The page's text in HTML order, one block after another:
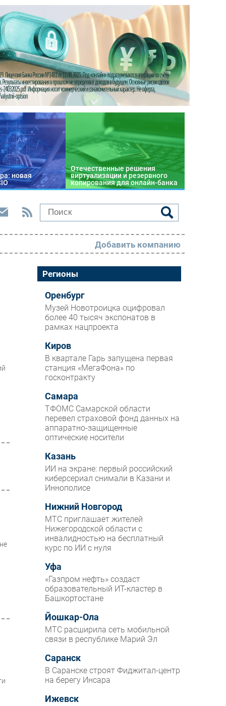
новая
Отечественные решения
виртуализации и резервного
копирования для онлайн-банка
РАЗДЕЛЫ
Новости
Аналитика
Интервью
Мероприятия
Проекты
IT класс
Тестовый стенд
Каталог компаний
Добавить компанию
Регионы
Оренбург
Музей Новотроицка оцифровал
более 40 тысяч экспонатов в
рамках нацпроекта
Киров
В квартале Гарь запущена первая
станция «МегаФона» по
госконтракту
Самара
ТФОМС Самарской области
перевел страховой фонд данных на
аппаратно-защищенные
оптические носители
Казань
ИИ на экране: первый российский
киберсериал снимали в Казани и
Иннополисе
Нижний Новгород
МТС приглашает жителей
Нижегородской области с
инвалидностью на бесплатный
курс по ИИ с нуля
Уфа
«Газпром нефть» создаст
образовательный ИТ-кластер в
Башкортостане
Йошкар-Ола
МТС расширила сеть мобильной
связи в республике Марий Эл
Саранск
В Саранске строят Фиджитал-центр
на берегу Инсара
Ижевск